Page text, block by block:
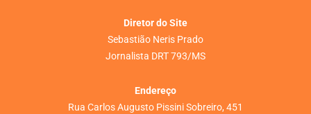
Diretor do Site
Sebastião Neris Prado
Jornalista DRT 793/MS
Endereço
Rua Carlos Augusto Pissini Sobreiro, 451